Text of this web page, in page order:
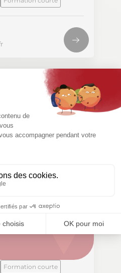
Saint-
Formation courte